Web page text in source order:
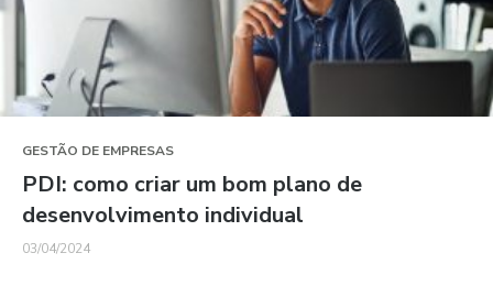
GESTÃO DE EMPRESAS
PDI: como criar um bom plano de
desenvolvimento individual
03/04/2024